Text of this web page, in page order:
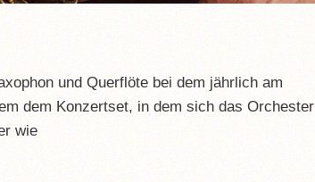
und Querflöte bei dem jährlich am
dem Konzertset, in dem sich das Orchester
wie